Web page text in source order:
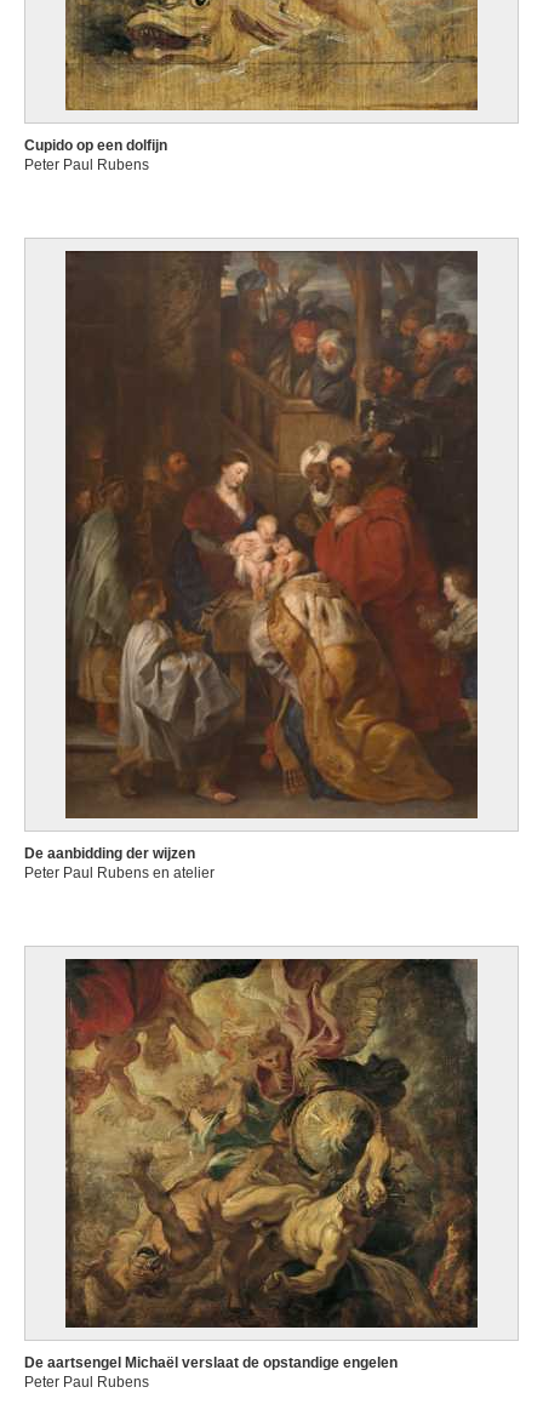
Cupido op een dolfijn
Peter Paul Rubens
De aanbidding der wijzen
Peter Paul Rubens en atelier
De aartsengel Michaël verslaat de opstandige engelen
Peter Paul Rubens